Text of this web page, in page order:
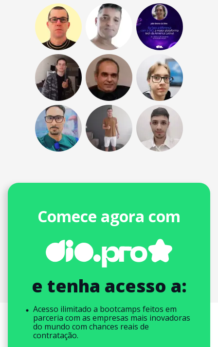
Comece agora com
e tenha acesso a:
Acesso ilimitado a bootcamps feitos em
parceria com as empresas mais inovadoras
do mundo com chances reais de
contratação.